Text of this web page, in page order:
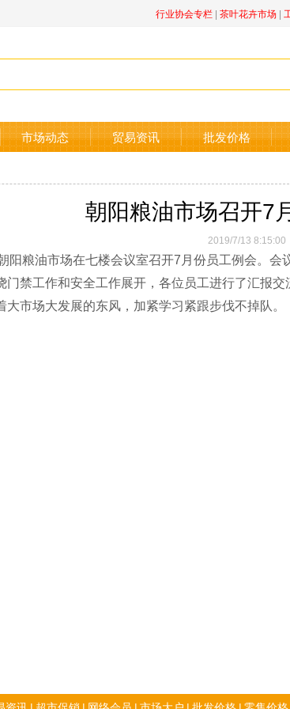
行业协会专栏 | 茶叶花卉市场 |
市场动态 贸易资讯 批发价格
朝阳粮油市场召开7
2019/7/13 8:15:00
阳粮油市场在七楼会议室召开7月份员工例会。会
工作和安全工作展开，各位员工进行了汇报交
大市场大发展的东风， 加紧学习紧跟步伐不掉队。